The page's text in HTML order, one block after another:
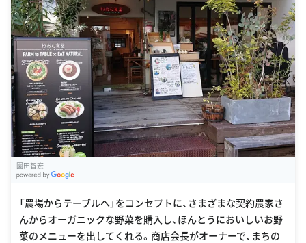
園田智宏
「農場からテーブルへ」をコンセプトに、さまざまな契約農家さ
んからオーガニックな野菜を購入し、ほんとうにおいしいお野
菜のメニューを出してくれる。商店会長がオーナーで、まちの